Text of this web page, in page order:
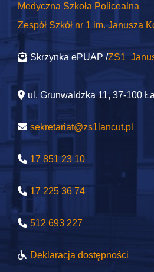
Medyczna Szkoła Policealna
Zespół Szkół nr 1 im. Janusza
Skrzynka ePUAP /
ul. Grunwaldzka 11, 37-100
sekretariat@zs1lancut.pl
17 851 23 10
17 225 36 74
512 693 227
Deklaracja dostępności